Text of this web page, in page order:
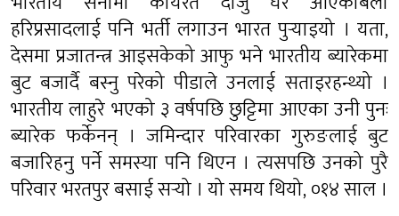
हरिप्रसादलाई पनि भर्ती लगाउन भारत पुर्‍याइयो । यता,
देसमा प्रजातन्त्र आइसकेको आफु भने भारतीय ब्यारेकमा
बुट बजार्दै बस्नु परेको पीडाले उनलाई सताइरहन्थ्यो ।
भारतीय लाहुरे भएको ३ वर्षपछि छुट्टिमा आएका उनी पुनः
ब्यारेक फर्केनन् । जमिन्दार परिवारका गुरुङलाई बुट
बजारिहनु पर्ने समस्या पनि थिएन । त्यसपछि उनको पुरै
परिवार भरतपुर बसाई सर्‍यो । यो समय थियो, ०१४ साल ।